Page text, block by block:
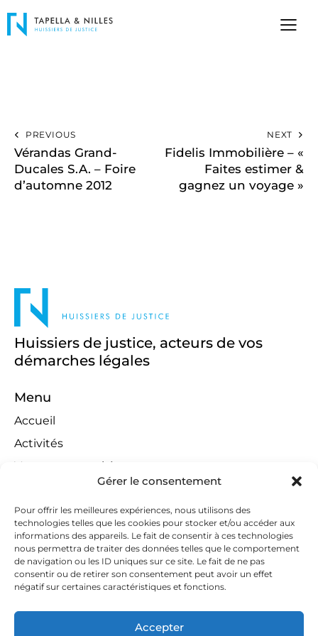
Gérer le consentement
Pour offrir les meilleures expériences, nous utilisons des
technologies telles que les cookies pour stocker et/ou accéder aux
informations des appareils. Le fait de consentir à ces technologies
nous permettra de traiter des données telles que le comportement
de navigation ou les ID uniques sur ce site. Le fait de ne pas
consentir ou de retirer son consentement peut avoir un effet
négatif sur certaines caractéristiques et fonctions.
Accepter
PREVIOUS
Vérandas Grand-
Ducales S.A. – Foire
d’automne 2012
NEXT
Fidelis Immobilière – «
Faites estimer &
gagnez un voyage »
Huissiers de justice, acteurs de vos
démarches légales
Menu
Accueil
Activités
Ventes aux enchères
Compétences territoriales
Jeux concours
Liens
Contact
Contactez-nous